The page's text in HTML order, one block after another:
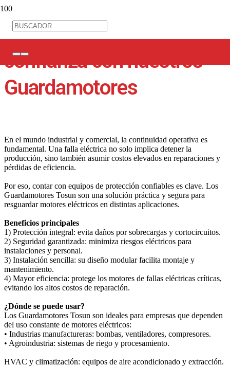
Protege tus motores con
confianza con nuestros
Guardamotores
En el mundo industrial y comercial, la continuidad operativa es
fundamental. Una falla eléctrica no solo implica detener la
producción, sino también asumir costos elevados en reparaciones y
pérdidas de eficiencia.
Por eso, contar con equipos de protección confiables es clave. Los
Guardamotores Tosun son una solución práctica y segura para
resguardar motores eléctricos en distintas aplicaciones.
Beneficios principales
1) Protección integral: evita daños por sobrecargas y cortocircuitos.
2) Seguridad garantizada: minimiza riesgos eléctricos para
instalaciones y personal.
3) Instalación sencilla: su diseño modular facilita montaje y
mantenimiento.
4) Mayor eficiencia: protege los motores de fallas eléctricas críticas,
evitando los altos costos de reparación.
¿Dónde se puede usar?
Los Guardamotores Tosun son ideales para empresas que dependen
del uso constante de motores eléctricos:
• Industrias manufactureras: bombas, ventiladores, compresores.
• Agroindustria: sistemas de riego y procesamiento.
HVAC y climatización: equipos de aire acondicionado y extracción.